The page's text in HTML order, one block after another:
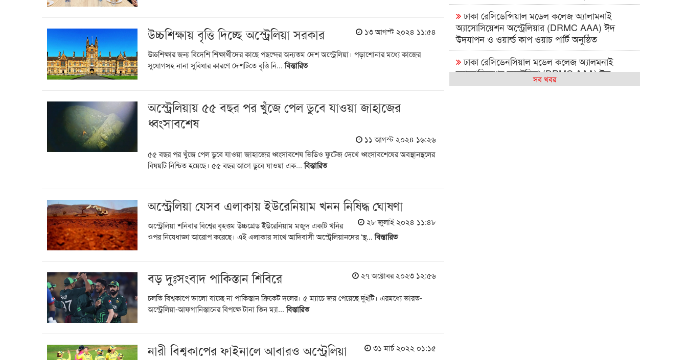
উচ্চশিক্ষায় বৃত্তি দিচ্ছে অস্ট্রেলিয়া সরকার ১৩ আগস্ট ২০২৪ ১১:৫৪
উচ্চশিক্ষার জন্য বিদেশি শিক্ষার্থীদের কাছে পছন্দের অন্যতম দেশ অস্ট্রেলিয়া। পড়াশোনার মধ্যে কাজের
সুযোগসহ নানা সুবিধার কারণে দেশটিতে বৃত্তি নি...বিস্তারিত
অস্ট্রেলিয়ায় ৫৫ বছর পর খুঁজে পেল ডুবে যাওয়া জাহাজের
ধ্বংসাবশেষ
১১ আগস্ট ২০২৪ ১৬:২৬
৫৫ বছর পর খুঁজে পেল ডুবে যাওয়া জাহাজের ধ্বংসাবশেষ ভিডিও ফুটেজ দেখে ধ্বংসাবশেষের অবস্থানস্থলের
বিষয়টি নিশ্চিত হয়েছে। ৫৫ বছর আগে ডুবে যাওয়া এক...বিস্তারিত
অস্ট্রেলিয়া যেসব এলাকায় ইউরেনিয়াম খনন নিষিদ্ধ ঘোষণা
২৮ জুলাই ২০২৪ ১১:৪৮
অস্ট্রেলিয়া শনিবার বিশ্বের বৃহত্তম উচ্চগ্রেড ইউরেনিয়াম মজুদ একটি খনির
ওপর নিষেধাজ্ঞা আরোপ করেছে। এই এলাকার সাথে আদিবাসী অস্ট্রেলিয়ানদের ‘স্থ...বিস্তারিত
বড় দুঃসংবাদ পাকিস্তান শিবিরে ২৭ অক্টোবর ২০২৩ ১২:৫৬
চলতি বিশ্বকাপে ভালো যাচ্ছে না পাকিস্তান ক্রিকেট দলের। ৫ ম্যাচে জয় পেয়েছে দুইটি। এরমধ্যে ভারত-
অস্ট্রেলিয়া-আফগানিস্তানের বিপক্ষে টানা তিন ম্যা...বিস্তারিত
নারী বিশ্বকাপের ফাইনালে আবারও অস্ট্রেলিয়া ৩১ মার্চ ২০২২ ০১:১৫
ঢাকা রেসিডেন্সিয়াল মডেল কলেজ অ্যালামনাই
অ্যাসোসিয়েশন অস্ট্রেলিয়ার (DRMC AAA) ঈদ
উদযাপন ও ওয়ার্ল্ড কাপ ওয়াচ পার্টি অনুষ্ঠিত
ঢাকা রেসিডেনসিয়াল মডেল কলেজ অ্যালমনাই
অ্যাসোসিয়েশন অস্ট্রেলিয়া (DRMC AAA) ঈদ
উদযাপন এবং বিশ্বকাপ ম্যাচ দেখার আসর ২০২৬
সব খবর